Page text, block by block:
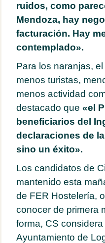
ruidos, como
Mendoza, hay
facturación. Hay
contemplado».
Para los naranjas,
menos turistas,
menos actividad
destacado que «el
beneficiarios del
declaraciones de
sino un éxito».
Los candidatos de
mantenido esta
de FER Hostelería,
conocer de primera
forma, CS
Ayuntamiento de